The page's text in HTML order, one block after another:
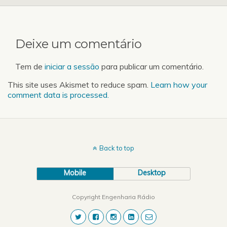
Deixe um comentário
Tem de iniciar a sessão para publicar um comentário.
This site uses Akismet to reduce spam. Learn how your
comment data is processed.
Back to top
Mobile Desktop
Copyright Engenharia Rádio